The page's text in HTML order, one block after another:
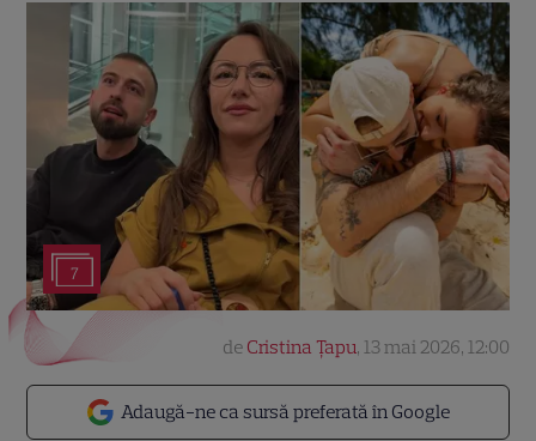
7
Adaugă-ne ca sursă preferată în Google
de Cristina Țapu, 13 mai 2026, 12:00